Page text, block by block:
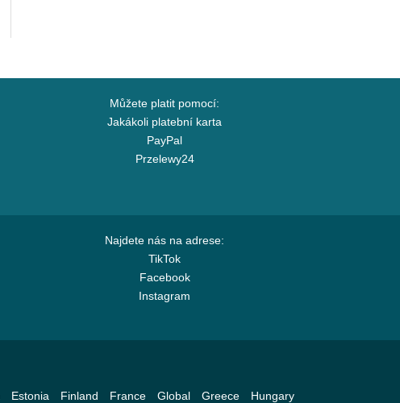
Můžete platit pomocí:
Jakákoli platební karta
PayPal
Przelewy24
Najdete nás na adrese:
TikTok
Facebook
Instagram
Estonia Finland France Global Greece Hungary